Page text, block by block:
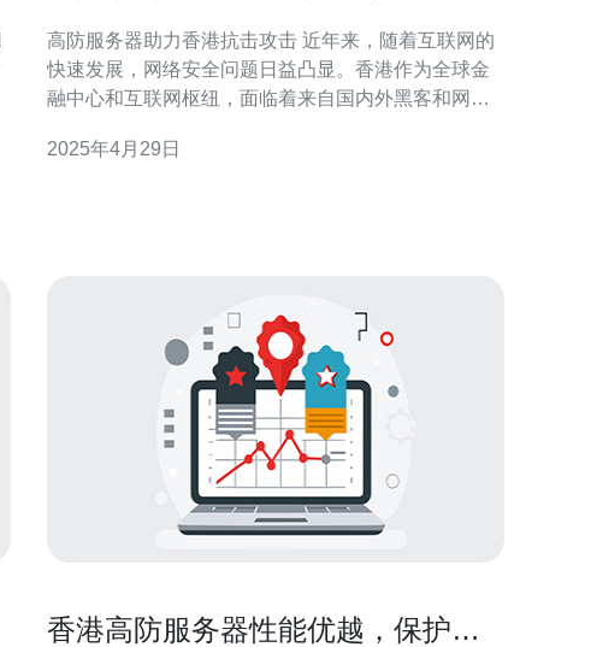
高防服务器助力香港抗击攻击 近年来，随着互联网的
快速发展，网络安全问题日益凸显。香港作为全球金
融中心和互联网枢纽，面临着来自国内外黑客和网络
器发挥了重要作用。 高防服务器是一种专门用于抵御
2025年4月29日
香港高防服务器性能优越，保护您